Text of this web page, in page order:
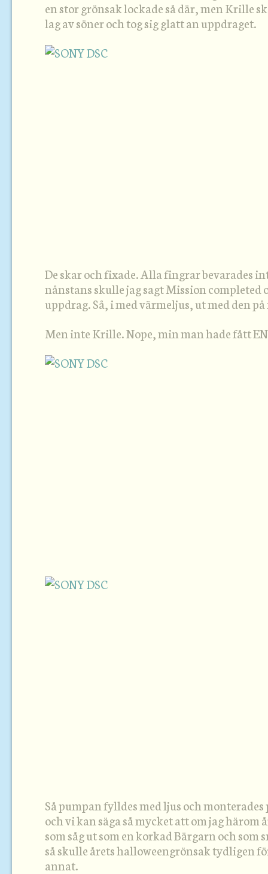
en stor grönsak lockade så där, men Krille
lag av söner och tog sig glatt an uppdraget.
De skar och fixade. Alla fingrar bevarades
nånstans skulle jag sagt Mission completed
uppdrag. Så, i med värmeljus, ut med den
Men inte Krille. Nope, min man hade fått
Så pumpan fylldes med ljus och
och vi kan säga så mycket att om jag härom
som såg ut som en korkad Bärgarn och som
så skulle årets halloweengrönsak tydligen
annat.